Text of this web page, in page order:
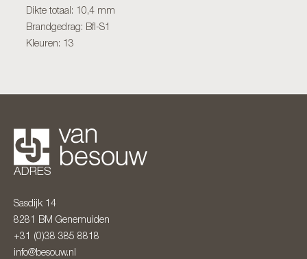
Dikte totaal: 10,4 mm
Brandgedrag: Bfl-S1
Kleuren: 13
ADRES
Sasdijk 14
8281 BM Genemuiden
+31 (0)38 385 8818
info@besouw.nl